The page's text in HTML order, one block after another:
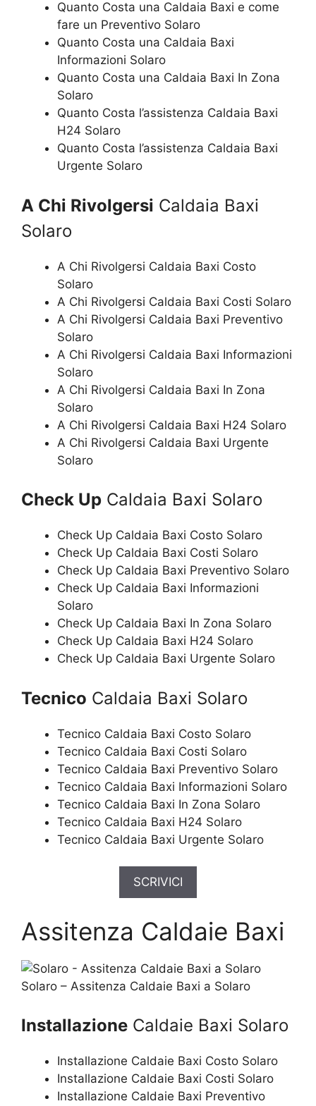
Quanto Costa una Caldaia Baxi e come
fare un Preventivo Solaro
Quanto Costa una Caldaia Baxi
Informazioni Solaro
Quanto Costa una Caldaia Baxi In Zona
Solaro
Quanto Costa l’assistenza Caldaia Baxi
H24 Solaro
Quanto Costa l’assistenza Caldaia Baxi
Urgente Solaro
A Chi Rivolgersi Caldaia Baxi
Solaro
A Chi Rivolgersi Caldaia Baxi Costo
Solaro
A Chi Rivolgersi Caldaia Baxi Costi Solaro
A Chi Rivolgersi Caldaia Baxi Preventivo
Solaro
A Chi Rivolgersi Caldaia Baxi Informazioni
Solaro
A Chi Rivolgersi Caldaia Baxi In Zona
Solaro
A Chi Rivolgersi Caldaia Baxi H24 Solaro
A Chi Rivolgersi Caldaia Baxi Urgente
Solaro
Check Up Caldaia Baxi Solaro
Check Up Caldaia Baxi Costo Solaro
Check Up Caldaia Baxi Costi Solaro
Check Up Caldaia Baxi Preventivo Solaro
Check Up Caldaia Baxi Informazioni
Solaro
Check Up Caldaia Baxi In Zona Solaro
Check Up Caldaia Baxi H24 Solaro
Check Up Caldaia Baxi Urgente Solaro
Tecnico Caldaia Baxi Solaro
Tecnico Caldaia Baxi Costo Solaro
Tecnico Caldaia Baxi Costi Solaro
Tecnico Caldaia Baxi Preventivo Solaro
Tecnico Caldaia Baxi Informazioni Solaro
Tecnico Caldaia Baxi In Zona Solaro
Tecnico Caldaia Baxi H24 Solaro
Tecnico Caldaia Baxi Urgente Solaro
SCRIVICI
Assitenza Caldaie Baxi
Solaro – Assitenza Caldaie Baxi a Solaro
Installazione Caldaie Baxi Solaro
Installazione Caldaie Baxi Costo Solaro
Installazione Caldaie Baxi Costi Solaro
Installazione Caldaie Baxi Preventivo